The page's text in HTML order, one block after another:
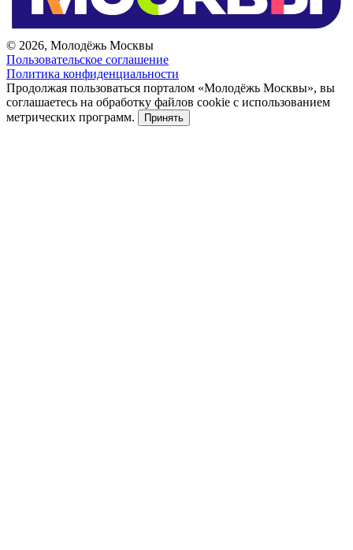
© 2026, Молодёжь Москвы
Пользовательское соглашение
Политика конфиденциальности
Продолжая пользоваться порталом «Молодёжь Москвы», вы
соглашаетесь на обработку файлов cookie с использованием
метрических программ.
Принять